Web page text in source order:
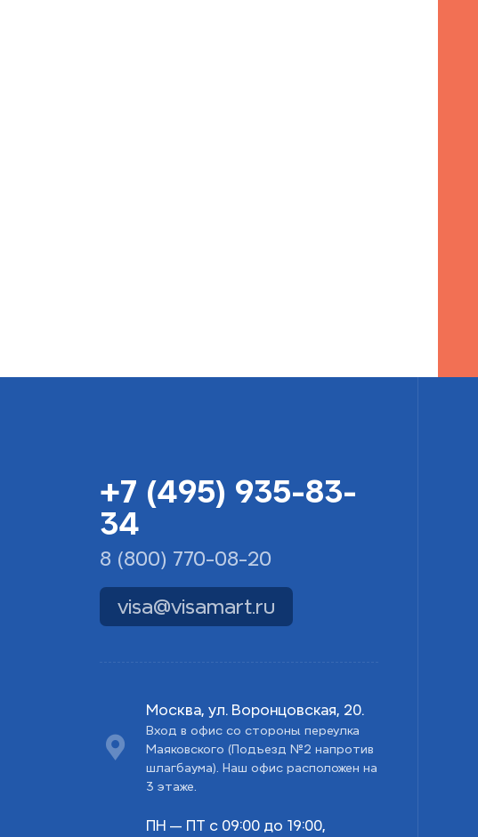
+7 (495) 935-83-
34
8 (800) 770-08-20
visa@visamart.ru
Москва, ул. Воронцовская, 20.
Вход в офис со стороны переулка
Маяковского (Подъезд №2 напротив
шлагбаума). Наш офис расположен на
3 этаже.
ПН — ПТ с 09:00 до 19:00,